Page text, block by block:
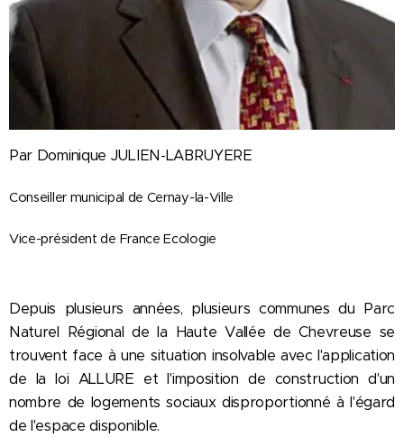
Par Dominique JULIEN-LABRUYERE
Conseiller municipal de Cernay-la-Ville
Vice-président de France Ecologie
Depuis plusieurs années, plusieurs communes du Parc
Naturel Régional de la Haute Vallée de Chevreuse se
trouvent face à une situation insolvable avec l'application
de la loi ALLURE et l'imposition de construction d'un
nombre de logements sociaux disproportionné à l'égard
de l'espace disponible.